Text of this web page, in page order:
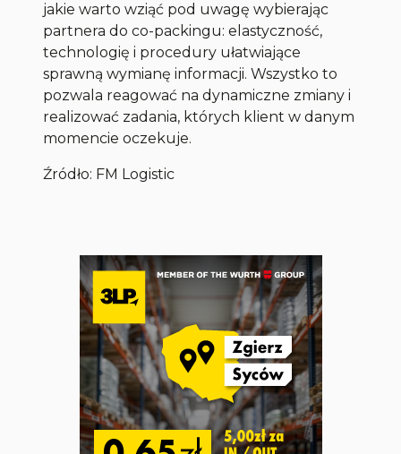
jakie warto wziąć pod uwagę wybierając
partnera do co-packingu: elastyczność,
technologię i procedury ułatwiające
sprawną wymianę informacji. Wszystko to
pozwala reagować na dynamiczne zmiany i
realizować zadania, których klient w danym
momencie oczekuje.
Źródło: FM Logistic